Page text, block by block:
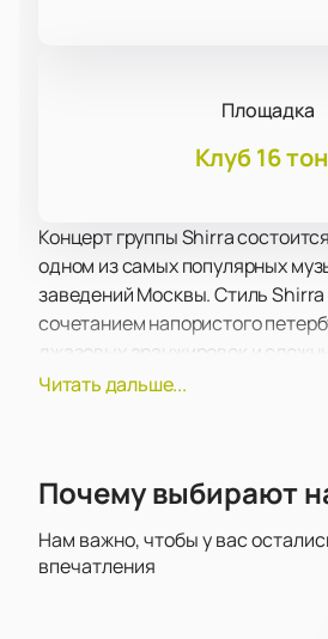
Площадка
Клуб 16
Концерт группы Shirra
одном из самых популярных
заведений Москвы. Стиль Shirra
сочетанием напористого
джазовых аранжировок и
рисунков, что делает
атмосферу и глубину.
сочетании с мастерством
уникальное звучание. Концерт в
Читать дальше...
Почему выбирают
Нам важно, чтобы у вас
впечатления